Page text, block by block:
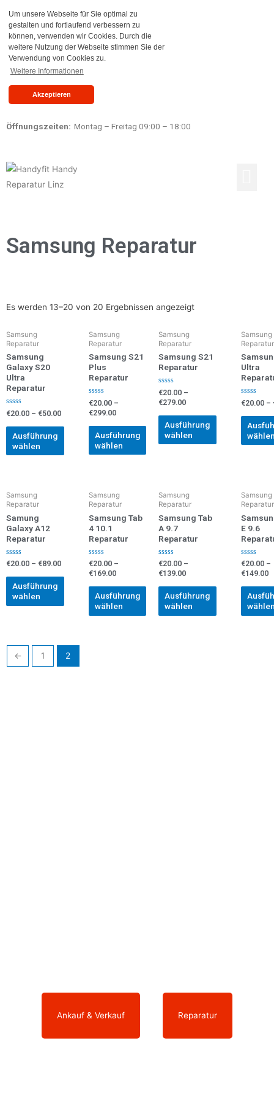
Um unsere Webseite für Sie optimal zu
gestalten und fortlaufend verbessern zu
können, verwenden wir Cookies. Durch die
weitere Nutzung der Webseite stimmen Sie der
Verwendung von Cookies zu.
Weitere Informationen
Akzeptieren
Öffnungszeiten: Montag – Freitag 09:00 – 18:00
Samsung Reparatur
Es werden 13–20 von 20 Ergebnissen angezeigt
Samsung
Reparatur
Samsung
Galaxy S20
Ultra
Reparatur
Bewertet
mit
0
von
€20.00 – €50.00
Ausführung
wählen
Samsung
Reparatur
Samsung S21
Plus
Reparatur
Bewertet
mit
0
5
€20.00–
€299.00
Ausführung
wählen
Samsung
Reparatur
Samsung S21
Reparatur
Bewertet
mit
0
5
€20.00 –
€279.00
Ausführung
wählen
Samsung
Reparatur
Ultra
Bewertet
mit
0
von
€20.00–
Samsung
Reparatur
Samung
Galaxy A12
Reparatur
Bewertet
0
von
€20.00 – €89.00
Ausführung
wählen
Samsung
Reparatur
Samsung Tab
4 10.1
Reparatur
Bewertet
mit
0
5
€20.00–
€169.00
Ausführung
wählen
Samsung
Reparatur
Samsung Tab
A 9.7
Reparatur
Bewertet
mit
0
5
€20.00 –
€139.00
Ausführung
wählen
Samsung
Reparatur
E 9.6
Bewertet
mit
0
5
€20.00–
€149.00
← 1 2
Ankauf & Verkauf Reparatur